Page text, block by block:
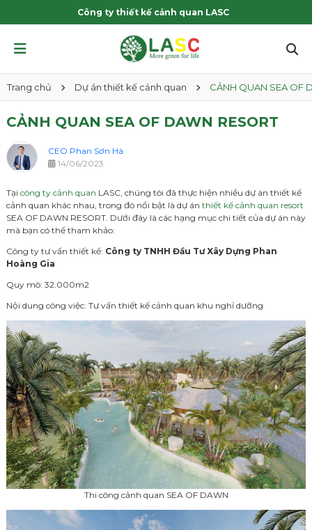
Công ty thiết kế cảnh quan LASC
Trang chủ Dự án thiết kế cảnh quan CẢNH QUAN SEA OF
CẢNH QUAN SEA OF DAWN RESORT
CEO Phan Sơn Hà
14/06/2023
Tại công ty cảnh quan LASC, chúng tôi đã thực hiện nhiều dự án thiết kế
cảnh quan khác nhau, trong đó nổi bật là dự án thiết kế cảnh quan resort
SEA OF DAWN RESORT. Dưới đây là các hạng mục chi tiết của dự án này
mà bạn có thể tham khảo:
Công ty tư vấn thiết kế: Công ty TNHH Đầu Tư Xây Dựng Phan
Hoàng Gia
Quy mô: 32.000m2
Nội dung công việc: Tư vấn thiết kế cảnh quan khu nghỉ dưỡng
Thi công cảnh quan SEA OF DAWN